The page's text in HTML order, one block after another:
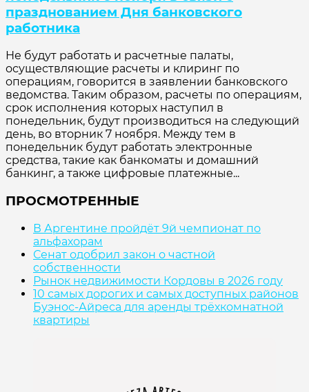
празднованием Дня банковского
работника
Не будут работать и расчетные палаты,
осуществляющие расчеты и клиринг по
операциям, говорится в заявлении банковского
ведомства. Таким образом, расчеты по операциям,
срок исполнения которых наступил в
понедельник, будут производиться на следующий
день, во вторник 7 ноября. Между тем в
понедельник будут работать электронные
средства, такие как банкоматы и домашний
банкинг, а также цифровые платежные...
ПРОСМОТРЕННЫЕ
В Аргентине пройдёт 9й чемпионат по
альфахорам
Сенат одобрил закон о частной
собственности
Рынок недвижимости Кордовы в 2026 году
10 самых дорогих и самых доступных районов
Буэнос-Айреса для аренды трёхкомнатной
квартиры